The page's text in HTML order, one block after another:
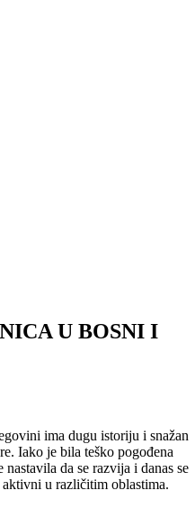
U BOSNI I
ima dugu istoriju i snažan
Iako je bila teško pogođena
da se razvija i danas se
u različitim oblastima.